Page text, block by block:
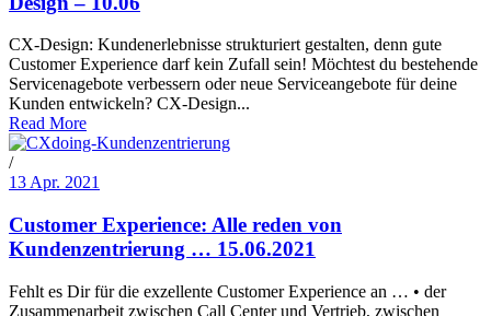
CX-Design: Kundenerlebnisse strukturiert gestalten, denn gute
Customer Experience darf kein Zufall sein! Möchtest du bestehende
Servicenagebote verbessern oder neue Serviceangebote für deine
Kunden entwickeln? CX-Design...
Read More
/
13 Apr. 2021
Customer Experience: Alle reden von
Kundenzentrierung … 15.06.2021
Fehlt es Dir für die exzellente Customer Experience an … • der
Zusammenarbeit zwischen Call Center und Vertrieb, zwischen